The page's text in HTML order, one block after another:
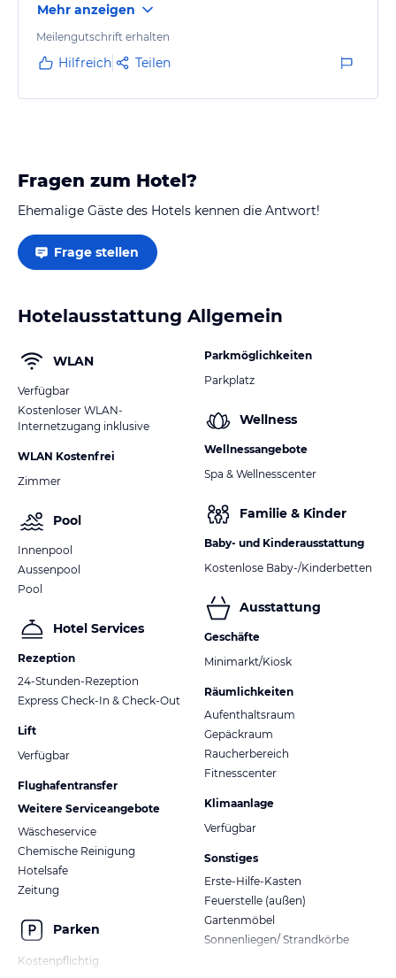
ein großer fan der Hygieneartikel des Hotels. Die
Umgebung wird mehr und mehr angesagt, weshalb
sich Bars und Restaurants in gehweite befinden.
Mehr anzeigen
Meilengutschrift erhalten
Hilfreich Teilen
Fragen zum Hotel?
Ehemalige Gäste des Hotels kennen die Antwort!
Frage stellen
Hotelausstattung Allgemein
WLAN
Verfügbar
Kostenloser WLAN-
Internetzugang inklusive
WLAN Kostenfrei
Zimmer
Pool
Innenpool
Aussenpool
Pool
Hotel Services
Rezeption
24-Stunden-Rezeption
Express Check-In & Check-Out
Lift
Verfügbar
Flughafentransfer
Weitere Serviceangebote
Wäscheservice
Chemische Reinigung
Hotelsafe
Zeitung
Parken
Kostenpflichtig
Parkmöglichkeiten
Parkplatz
Wellness
Wellnessangebote
Spa & Wellnesscenter
Familie & Kinder
Baby- und Kinderausstattung
Kostenlose Baby-/Kinderbetten
Ausstattung
Geschäfte
Minimarkt/Kiosk
Räumlichkeiten
Aufenthaltsraum
Gepäckraum
Raucherbereich
Fitnesscenter
Klimaanlage
Verfügbar
Sonstiges
Erste-Hilfe-Kasten
Feuerstelle (außen)
Gartenmöbel
Sonnenliegen/ Strandkörbe